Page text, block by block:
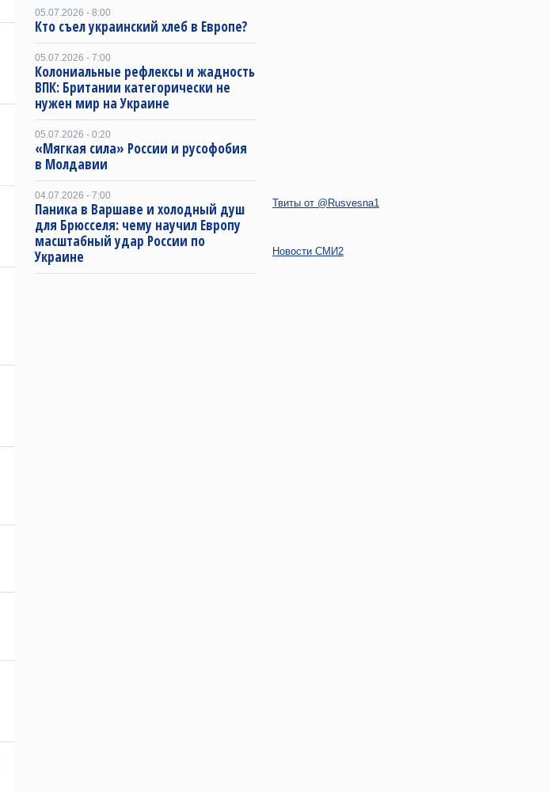
05.07.2026 - 8:00
Кто съел украинский хлеб в Европе?
05.07.2026 - 7:00
Колониальные рефлексы и жадность
ВПК: Британии категорически не
нужен мир на Украине
05.07.2026 - 0:20
«Мягкая сила» России и русофобия
в Молдавии
04.07.2026 - 7:00
Паника в Варшаве и холодный душ
для Брюсселя: чему научил Европу
масштабный удар России по
Украине
Твиты от @Rusvesna1
Новости СМИ2